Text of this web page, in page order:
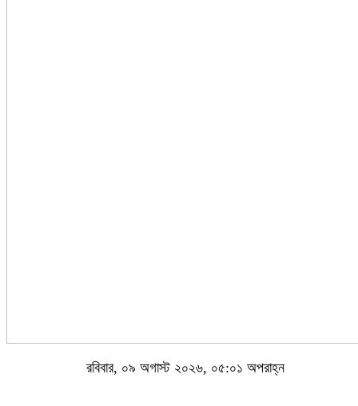
রবিবার, ০৯ অগাস্ট ২০২৬, ০৫:০১ অপরাহ্ন